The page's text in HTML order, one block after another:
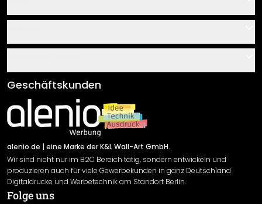
Über uns
Klebe- und Montageanleitungen
Newsletter An-/Abmeldung
Sendungsverfolgung
AGB
Impressum
Versand & Zahlung
Rücksendung
Widerrufsrecht
Datenschutzerklärung
Gewährleistung
Geschäftskunden
alenio.de | eine Marke der K&L Wall-Art GmbH.
Wir sind nicht nur im B2C Bereich tätig, sondern entwickeln und
produzieren auch für viele Gewerbekunden in ganz Deutschland
Digitaldrucke und Werbetechnik am Standort Berlin.
Folge uns